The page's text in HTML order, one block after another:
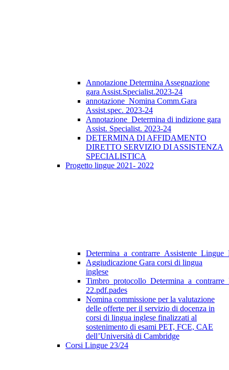
Annotazione Determina Assegnazione
gara Assist.Specialist.2023-24
annotazione_Nomina Comm.Gara
Assist.spec. 2023-24
Annotazione_Determina di indizione gara
Assist. Specialist. 2023-24
DETERMINA DI AFFIDAMENTO
DIRETTO SERVIZIO DI ASSISTENZA
SPECIALISTICA
Progetto lingue 2021- 2022
Aggiudicazione Gara corsi di lingua
inglese
22.pdf.pades
Nomina commissione per la valutazione
delle offerte per il servizio di docenza in
corsi di lingua inglese finalizzati al
sostenimento di esami PET, FCE, CAE
dell’Università di Cambridge
Corsi Lingue 23/24